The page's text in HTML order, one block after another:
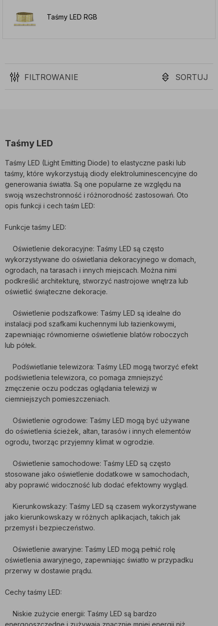
Taśmy LED RGB
FILTROWANIE SORTUJ
Taśmy LED
Taśmy LED (Light Emitting Diode) to elastyczne paski lub
taśmy, które wykorzystują diody elektroluminescencyjne do
generowania światła. Są one popularne ze względu na
swoją wszechstronność i różnorodność zastosowań. Oto
opis funkcji i cech taśm LED:
Funkcje taśmy LED:
Oświetlenie dekoracyjne: Taśmy LED są często
wykorzystywane do oświetlania dekoracyjnego w domach,
ogrodach, na tarasach i innych miejscach. Można nimi
podkreślić architekturę, stworzyć nastrojowe wnętrza lub
oświetlić świąteczne dekoracje.
Oświetlenie podszafkowe: Taśmy LED są idealne do
instalacji pod szafkami kuchennymi lub łazienkowymi,
zapewniając równomierne oświetlenie blatów roboczych
lub półek.
Podświetlanie telewizora: Taśmy LED mogą tworzyć efekt
podświetlenia telewizora, co pomaga zmniejszyć
zmęczenie oczu podczas oglądania telewizji w
ciemniejszych pomieszczeniach.
Oświetlenie ogrodowe: Taśmy LED mogą być używane
do oświetlenia ścieżek, altan, tarasów i innych elementów
ogrodu, tworząc przyjemny klimat w ogrodzie.
Oświetlenie samochodowe: Taśmy LED są często
stosowane jako oświetlenie dodatkowe w samochodach,
aby poprawić widoczność lub dodać efektowny wygląd.
Kierunkowskazy: Taśmy LED są czasem wykorzystywane
jako kierunkowskazy w różnych aplikacjach, takich jak
przemysł i bezpieczeństwo.
Oświetlenie awaryjne: Taśmy LED mogą pełnić rolę
oświetlenia awaryjnego, zapewniając światło w przypadku
przerwy w dostawie prądu.
Cechy taśmy LED:
Niskie zużycie energii: Taśmy LED są bardzo
energooszczędne i zużywają znacznie mniej energii niż